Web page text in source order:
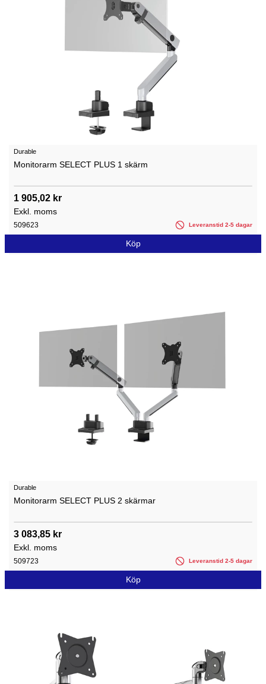
Durable
Monitorarm SELECT PLUS 1 skärm
1 905,02 kr
Exkl. moms
509623 Leveranstid 2-5 dagar
Köp
Durable
Monitorarm SELECT PLUS 2 skärmar
3 083,85 kr
Exkl. moms
509723 Leveranstid 2-5 dagar
Köp